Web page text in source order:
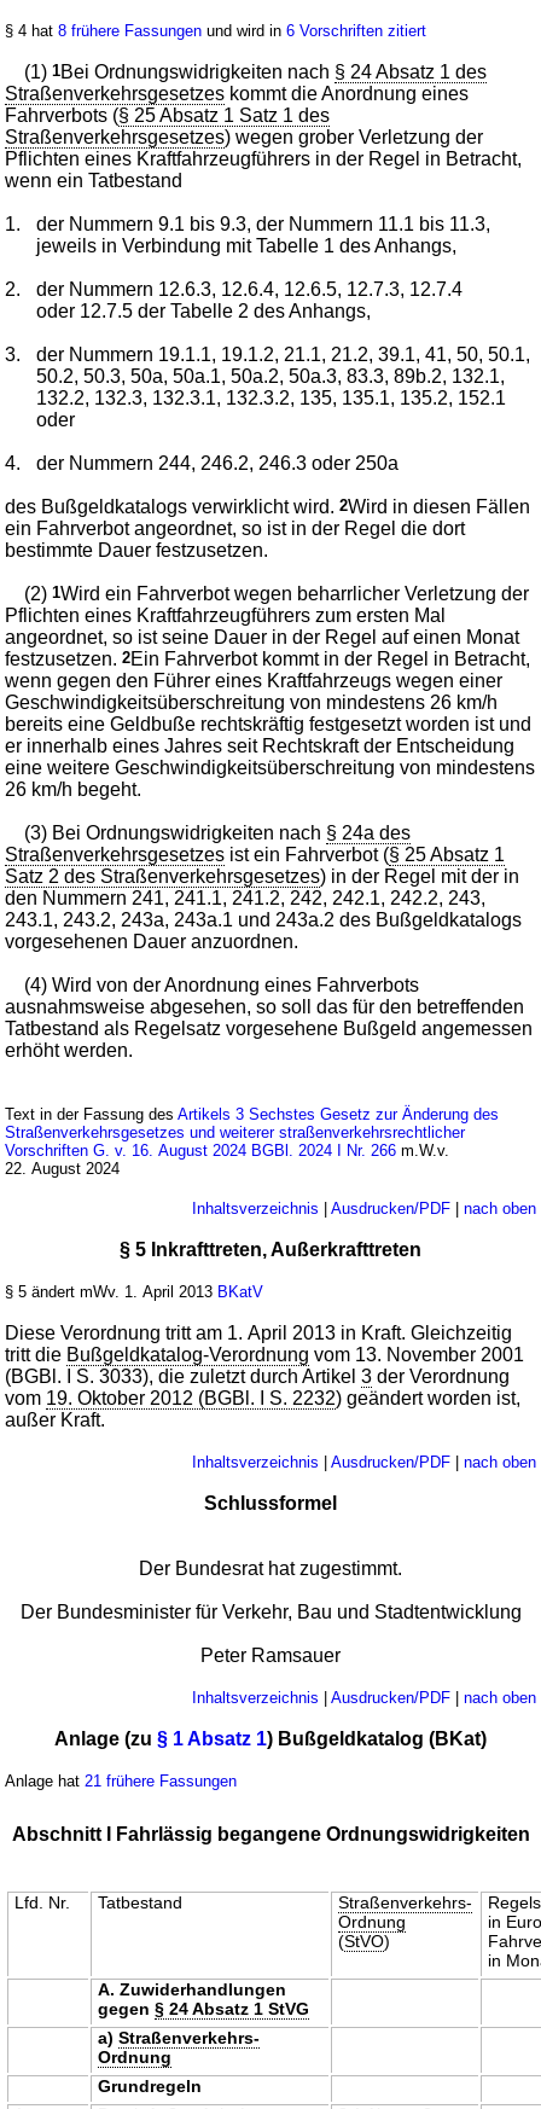
§ 4 hat8 frühere Fassungen und wird in6 Vorschriften zitiert
(1)1Bei Ordnungswidrigkeiten nach § 24 Absatz 1 des
Straßenverkehrsgesetzes kommt die Anordnung eines
Fahrverbots (§ 25 Absatz 1 Satz 1 des
Straßenverkehrsgesetzes) wegen grober Verletzung der
Pflichten eines Kraftfahrzeugführers in der Regel in Betracht,
wenn ein Tatbestand
1.
der Nummern 9.1 bis 9.3, der Nummern 11.1 bis 11.3,
jeweils in Verbindung mit Tabelle 1 des Anhangs,
2.
der Nummern 12.6.3, 12.6.4, 12.6.5, 12.7.3, 12.7.4
oder 12.7.5 der Tabelle 2 des Anhangs,
3.
der Nummern 19.1.1, 19.1.2, 21.1, 21.2, 39.1, 41, 50, 50.1,
50.2, 50.3, 50a, 50a.1, 50a.2, 50a.3, 83.3, 89b.2, 132.1,
132.2, 132.3, 132.3.1, 132.3.2, 135, 135.1, 135.2, 152.1
oder
4. der Nummern 244, 246.2, 246.3 oder 250a
des Bußgeldkatalogs verwirklicht wird.2Wird in diesen Fällen
ein Fahrverbot angeordnet, so ist in der Regel die dort
bestimmte Dauer festzusetzen.
(2)1Wird ein Fahrverbot wegen beharrlicher Verletzung der
Pflichten eines Kraftfahrzeugführers zum ersten Mal
angeordnet, so ist seine Dauer in der Regel auf einen Monat
festzusetzen.2Ein Fahrverbot kommt in der Regel in Betracht,
wenn gegen den Führer eines Kraftfahrzeugs wegen einer
Geschwindigkeitsüberschreitung von mindestens 26 km/h
bereits eine Geldbuße rechtskräftig festgesetzt worden ist und
er innerhalb eines Jahres seit Rechtskraft der Entscheidung
eine weitere Geschwindigkeitsüberschreitung von mindestens
26 km/h begeht.
(3) Bei Ordnungswidrigkeiten nach § 24a des
Straßenverkehrsgesetzes ist ein Fahrverbot (§ 25 Absatz 1
Satz 2 des Straßenverkehrsgesetzes) in der Regel mit der in
den Nummern 241, 241.1, 241.2, 242, 242.1, 242.2, 243,
243.1, 243.2, 243a, 243a.1 und 243a.2 des Bußgeldkatalogs
vorgesehenen Dauer anzuordnen.
(4) Wird von der Anordnung eines Fahrverbots
ausnahmsweise abgesehen, so soll das für den betreffenden
Tatbestand als Regelsatz vorgesehene Bußgeld angemessen
erhöht werden.
Text in der Fassung desArtikels 3 Sechstes Gesetz zur Änderung des
Straßenverkehrsgesetzes und weiterer straßenverkehrsrechtlicher
Vorschriften G. v. 16. August 2024 BGBl. 2024 I Nr. 266 m.W.v.
22. August 2024
Inhaltsverzeichnis | Ausdrucken/PDF| nach oben
§ 5 Inkrafttreten, Außerkrafttreten
§ 5 ändert mWv. 1. April 2013 BKatV
Diese Verordnung tritt am 1. April 2013 in Kraft. Gleichzeitig
tritt die Bußgeldkatalog-Verordnung vom 13. November 2001
(BGBl. I S. 3033), die zuletzt durch Artikel3 der Verordnung
vom 19. Oktober 2012 (BGBl. I S. 2232) geändert worden ist,
außer Kraft.
Inhaltsverzeichnis | Ausdrucken/PDF| nach oben
Schlussformel
Der Bundesrat hat zugestimmt.
Der Bundesminister für Verkehr, Bau und Stadtentwicklung
Peter Ramsauer
Inhaltsverzeichnis | Ausdrucken/PDF| nach oben
Anlage (zu § 1 Absatz 1) Bußgeldkatalog (BKat)
Anlage hat 21 frühere Fassungen
Abschnitt I Fahrlässig begangene Ordnungswidrigkeiten
Lfd. Nr. Tatbestand
Straßenverkehrs-
Ordnung
(StVO)
in
in
A. Zuwiderhandlungen
gegen§ 24 Absatz 1 StVG
a)Straßenverkehrs-
Ordnung
Grundregeln